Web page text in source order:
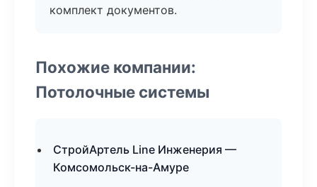
комплект документов.
Похожие компании:
Потолочные системы
СтройАртель Line Инженерия —
Комсомольск-на-Амуре